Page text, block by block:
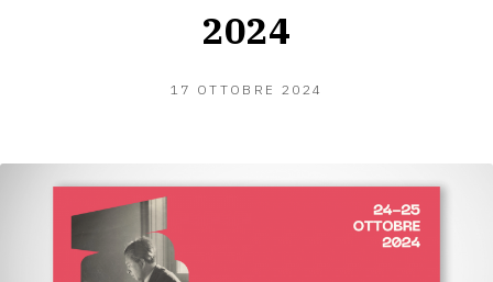
2024
17 OTTOBRE 2024